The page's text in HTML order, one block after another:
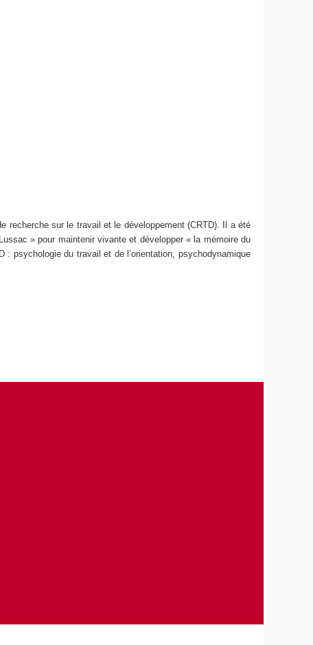
recherche sur le travail et le développement (CRTD). Il a été
» pour maintenir vivante et développer « la mémoire du
: psychologie du travail et de l’orientation, psychodynamique